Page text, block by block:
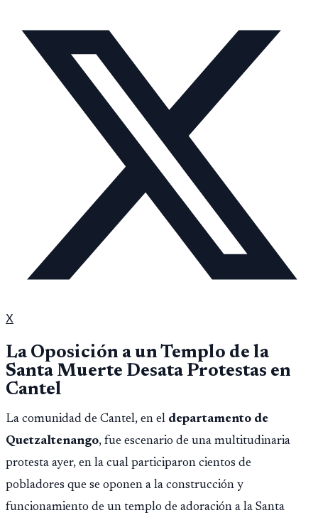
X
La Oposición a un Templo de la
Santa Muerte Desata Protestas en
Cantel
La comunidad de Cantel, en el departamento de
Quetzaltenango, fue escenario de una multitudinaria
protesta ayer, en la cual participaron cientos de
pobladores que se oponen a la construcción y
funcionamiento de un templo de adoración a la Santa